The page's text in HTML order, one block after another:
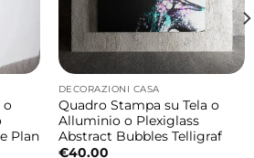
o
Plan
DECORAZIONI CASA
Quadro Stampa su Tela o
Alluminio o Plexiglass
Abstract Bubbles Telligraf
€40.00